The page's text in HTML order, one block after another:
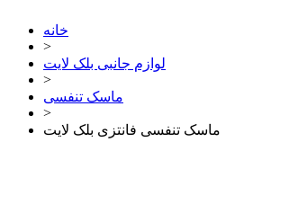
خانه
>
لوازم جانبی بلک لایت
>
ماسک تنفسی
>
ماسک تنفسی فانتزی بلک لایت